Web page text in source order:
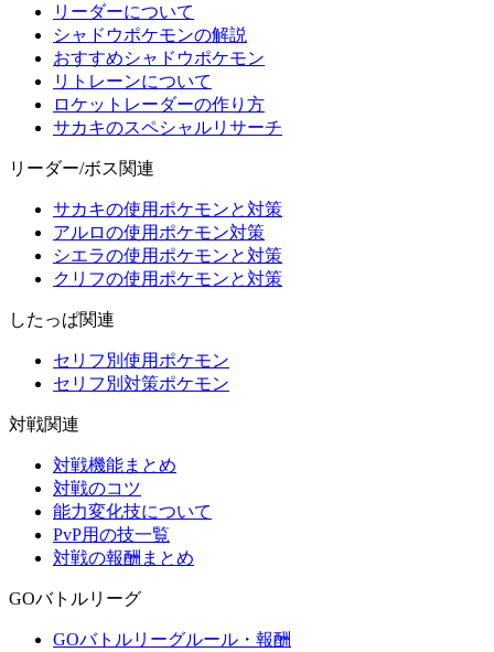
リーダーについて
シャドウポケモンの解説
おすすめシャドウポケモン
リトレーンについて
ロケットレーダーの作り方
サカキのスペシャルリサーチ
リーダー/ボス関連
サカキの使用ポケモンと対策
アルロの使用ポケモン対策
シエラの使用ポケモンと対策
クリフの使用ポケモンと対策
したっぱ関連
セリフ別使用ポケモン
セリフ別対策ポケモン
対戦関連
対戦機能まとめ
対戦のコツ
能力変化技について
PvP用の技一覧
対戦の報酬まとめ
GOバトルリーグ
GOバトルリーグルール・報酬